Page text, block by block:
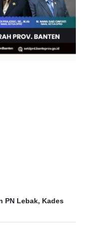
PN Lebak, Kades